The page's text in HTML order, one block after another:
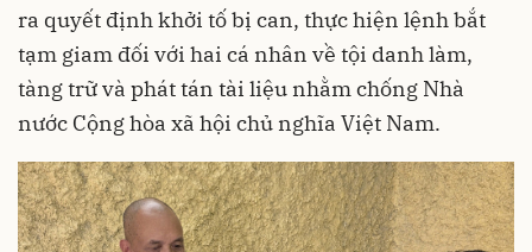
ra quyết định khởi tố bị can, thực hiện lệnh bắt
tạm giam đối với hai cá nhân về tội danh làm,
tàng trữ và phát tán tài liệu nhằm chống Nhà
nước Cộng hòa xã hội chủ nghĩa Việt Nam.